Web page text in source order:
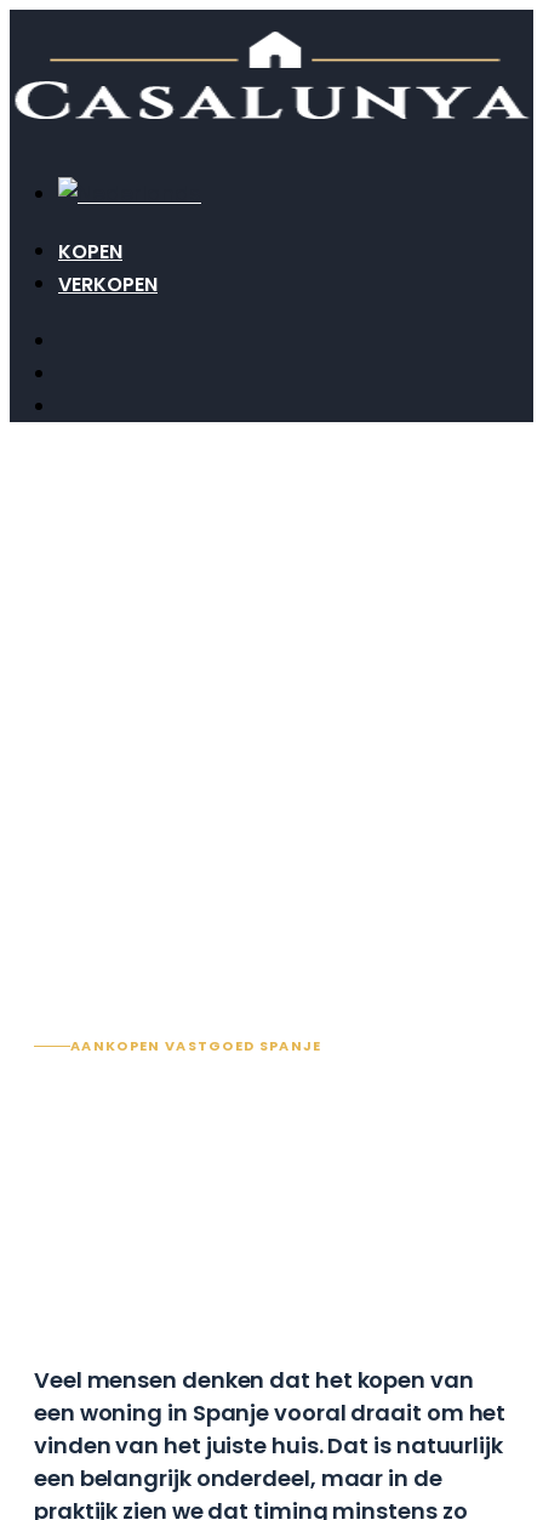
KOPEN
VERKOPEN
AANKOPEN VASTGOED SPANJE
Veel mensen denken dat het kopen van
een woning in Spanje vooral draait om het
vinden van het juiste huis. Dat is natuurlijk
een belangrijk onderdeel, maar in de
praktijk zien we dat timing minstens zo